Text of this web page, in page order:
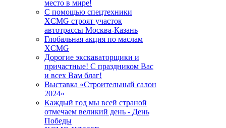
место в мире!
С помощью спецтехники
XCMG строят участок
автотрассы Москва-Казань
Глобальная акция по маслам
XCMG
Дорогие экскаваторщики и
причастные! С праздником Вас
и всех Вам благ!
Выставка «Строительный салон
2024»
Каждый год мы всей страной
отмечаем великий день - День
Победы